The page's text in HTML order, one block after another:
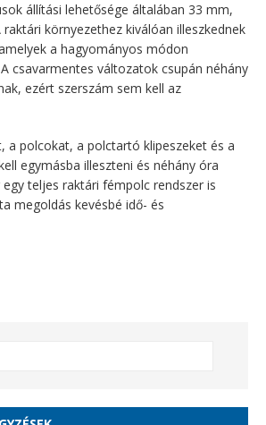
állítási lehetősége általában 33 mm,
környezethez kiválóan illeszkednek
a hagyományos módon
csavarmentes változatok csupán néhány
ezért szerszám sem kell az
a polcokat, a polctartó klipeszeket és a
egymásba illeszteni és néhány óra
teljes raktári fémpolc rendszer is
megoldás kevésbé idő- és